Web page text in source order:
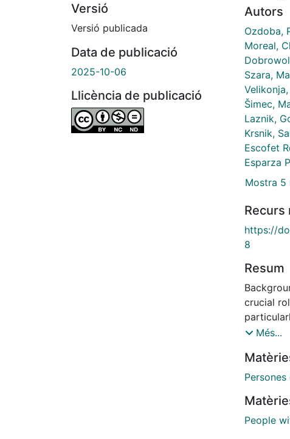
Versió
Versió publicada
Data de publicació
2025-10-06
Llicència de publicació
Autors
Ozdoba,
Moreal,
Szara,
Šimec,
Laznik,
Krsnik,
Escofet
Esparza
Mostra 5
Recurs
https://
8
Resum
crucial
Tailored
Més...
People